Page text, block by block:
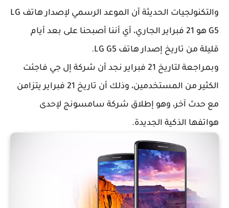
والتكنولجيات الحديثة أن الموعد الرسمي لإصدار هاتف LG
G5 هو 21 فبراير الجاري، أي أننا أصبحنا على بعد أيام
قليلة من تاريخ إصدار هاتف LG G5.
وبمراجعة لتاريخ 21 فبراير نجد أن شركة إل جي فاجئت
الكثير من المستخدمين، وذلك أن تاريخ 21 فبراير يتزامن
مع حدث آخر، وهو إطلاق شركة سامسونج لإحدى
هواتفها الذكية الجديدة.